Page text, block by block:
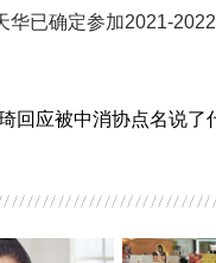
华已确定参加2021-2022
回应被中消协点名说了